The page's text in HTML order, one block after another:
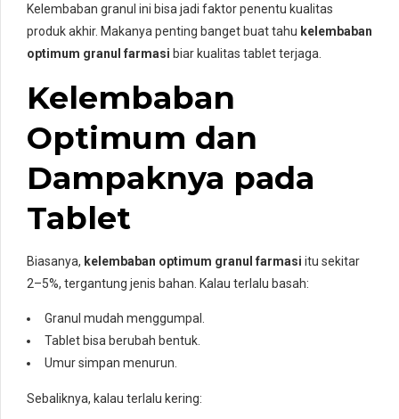
Kelembaban granul ini bisa jadi faktor penentu kualitas
produk akhir. Makanya penting banget buat tahu kelembaban
optimum granul farmasi biar kualitas tablet terjaga.
Kelembaban
Optimum dan
Dampaknya pada
Tablet
Biasanya, kelembaban optimum granul farmasi itu sekitar
2–5%, tergantung jenis bahan. Kalau terlalu basah:
Granul mudah menggumpal.
Tablet bisa berubah bentuk.
Umur simpan menurun.
Sebaliknya, kalau terlalu kering: